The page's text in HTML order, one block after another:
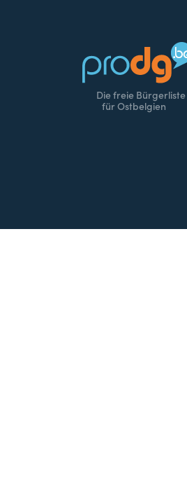
Die freie Bürgerliste
für Ostbelgien